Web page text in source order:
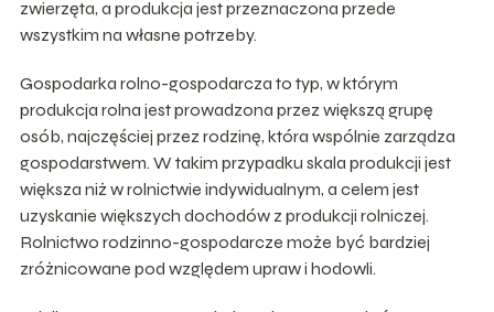
zwierzęta, a produkcja jest przeznaczona przede
wszystkim na własne potrzeby.
Gospodarka rolno-gospodarcza to typ, w którym
produkcja rolna jest prowadzona przez większą grupę
osób, najczęściej przez rodzinę, która wspólnie zarządza
gospodarstwem. W takim przypadku skala produkcji jest
większa niż w rolnictwie indywidualnym, a celem jest
uzyskanie większych dochodów z produkcji rolniczej.
Rolnictwo rodzinno-gospodarcze może być bardziej
zróżnicowane pod względem upraw i hodowli.